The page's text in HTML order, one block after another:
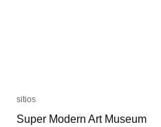
sitios
Super Modern Art Museum
sitios
Super Modern Art Museum